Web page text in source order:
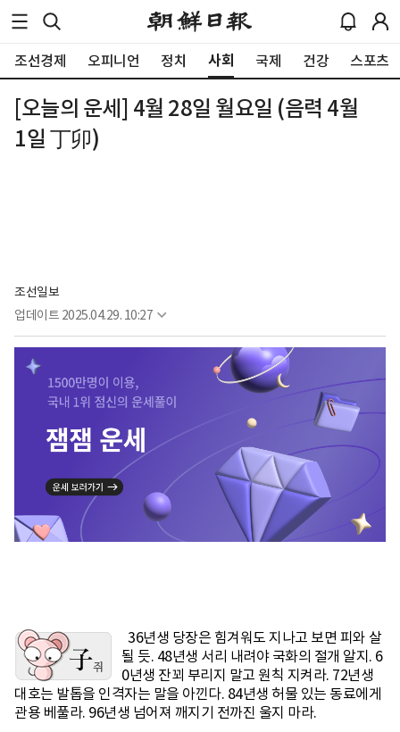
조선경제 오피니언 정치 사회 국제 건강 스포츠
[오늘의 운세] 4월 28일 월요일 (음력 4월
1일 丁卯)
조선일보
업데이트 2025.04.29. 10:27
36년생 당장은 힘겨워도 지나고 보면 피와 살
될 듯. 48년생 서리 내려야 국화의 절개 알지. 6
0년생 잔꾀 부리지 말고 원칙 지켜라. 72년생
대호는 발톱을 인격자는 말을 아낀다. 84년생 허물 있는 동료에게
관용 베풀라. 96년생 넘어져 깨지기 전까진 울지 마라.